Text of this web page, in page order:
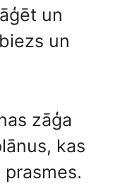
un
un
zāģa
kas